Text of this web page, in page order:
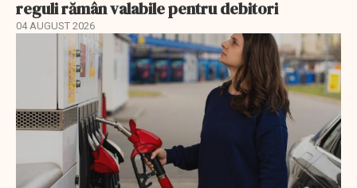
reguli rămân valabile pentru debitori
04 AUGUST 2026